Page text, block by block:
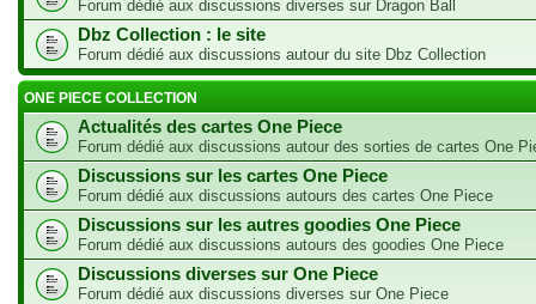
Forum dédié aux discussions diverses sur Dragon Ball
Dbz Collection : le site
Forum dédié aux discussions autour du site Dbz Collection
ONE PIECE COLLECTION
Actualités des cartes One Piece
Forum dédié aux discussions autour des sorties de cartes One
Discussions sur les cartes One Piece
Forum dédié aux discussions autours des cartes One Piece
Discussions sur les autres goodies One Piece
Forum dédié aux discussions autours des goodies One Piece
Discussions diverses sur One Piece
Forum dédié aux discussions diverses sur One Piece